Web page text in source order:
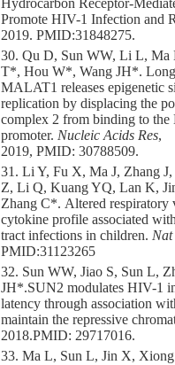
Hydrocarbon Receptor-
Promote HIV-1 Infection and
2019. PMID:31848275.
30. Qu D, Sun WW, Li L,
T*, Hou W*, Wang JH*.
MALAT1 releases epigenetic
replication by displacing the
complex 2 from binding to the
promoter. Nucleic Acids Res,
2019, PMID: 30788509.
31. Li Y, Fu X, Ma J, Zhang
Z, Li Q, Kuang YQ, Lan K,
Zhang C*. Altered respiratory
cytokine profile associated
tract infections in children.
PMID:31123265
32. Sun WW, Jiao S, Sun L,
JH*.SUN2 modulates HIV-1
latencythrough association
maintain the repressive
2018.PMID: 29717016.
33. Ma L, Sun L, Jin X,